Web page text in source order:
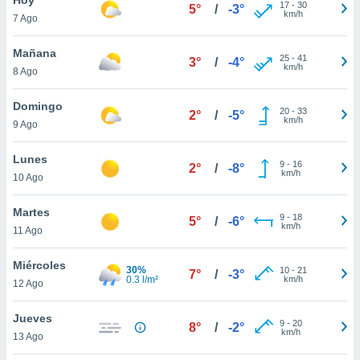
en
más
nuestra
de
cookies
aceptar
7 Ago
5° / -3° 17- 30
km/h
Mañana
8 Ago
3° / -4° 25- 41
km/h
Domingo
9 Ago
2° / -5° 20- 33
km/h
Lunes
10 Ago
2° / -8° 9- 16
km/h
Martes
11 Ago
5° / -6° 9- 18
km/h
Miércoles
12 Ago
30%
0.3 l/m²
7° / -3° 10- 21
km/h
Jueves
13 Ago
8° / -2° 9- 20
km/h